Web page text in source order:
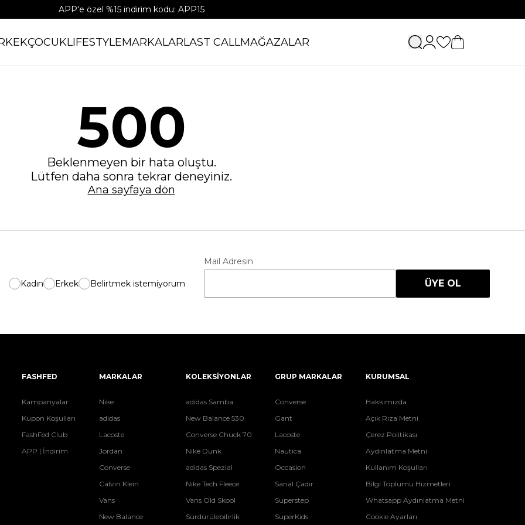
APP'e özel %15 indirim kodu: APP15
ÇOCUKLIFESTYLEMARKALARLAST CALLMAĞAZALAR
500
Beklenmeyen bir hata oluştu.
Lütfen daha sonra tekrar deneyiniz.
Ana sayfaya dön
Kadın Erkek Belirtmek istemiyorum
Mail Adresin
ÜYE OL
FASHFED
Kampanyalar
Kupon Koşulları
FashFed Club
APP | İndirim
MARKALAR
Nike
adidas
Lacoste
Jordan
Converse
Calvin Klein
Vans
New Balance
KOLEKSİYONLAR
adidas Samba
New Balance 530
Converse Chuck 70
Nike Dunk
adidas Spezial
Nike Tech Fleece
Vans Old Skool
Sürdürülebilirlik
GRUP MARKALAR
Converse
Gant
Lacoste
Nautica
Occasion
Sanal Çadır
Superstep
SuperKids
KURUMSAL
Hakkımızda
Açık Rıza Metni
Çerez Politikası
Aydınlatma Metni
Kullanım Koşulları
Bilgi Toplumu Hizmetleri
Whatsapp Aydınlatma Metni
Cookie Ayarları